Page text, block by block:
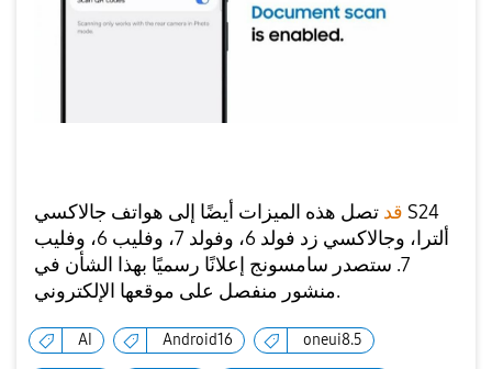
قد تصل هذه الميزات أيضًا إلى هواتف جالاكسي S24
ألترا، وجالاكسي زد فولد 6، وفولد 7، وفليب 6، وفليب
7. ستصدر سامسونج إعلانًا رسميًا بهذا الشأن في
منشور منفصل على موقعها الإلكتروني.
AI Android16 oneui8.5